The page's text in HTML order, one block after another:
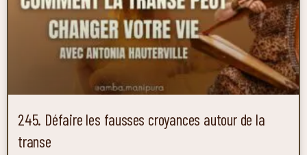
245. Défaire les fausses croyances autour de la
transe